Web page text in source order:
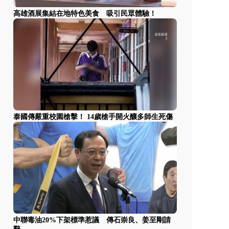
高雄酒展集結在地特色美食 吸引民眾體驗！
泰國傳嚴重校園槍擊！ 14歲槍手開火釀多師生死傷
中聯毒油20%下架標準惹議 傳石崇良、姜至剛請